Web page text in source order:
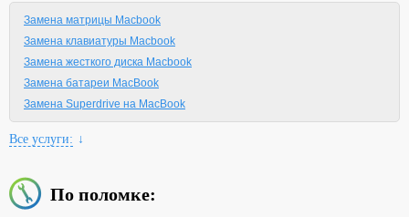
Замена матрицы Macbook
Замена клавиатуры Macbook
Замена жесткого диска Macbook
Замена батареи MacBook
Замена Superdrive на MacBook
Все услуги: ↓
По поломке: